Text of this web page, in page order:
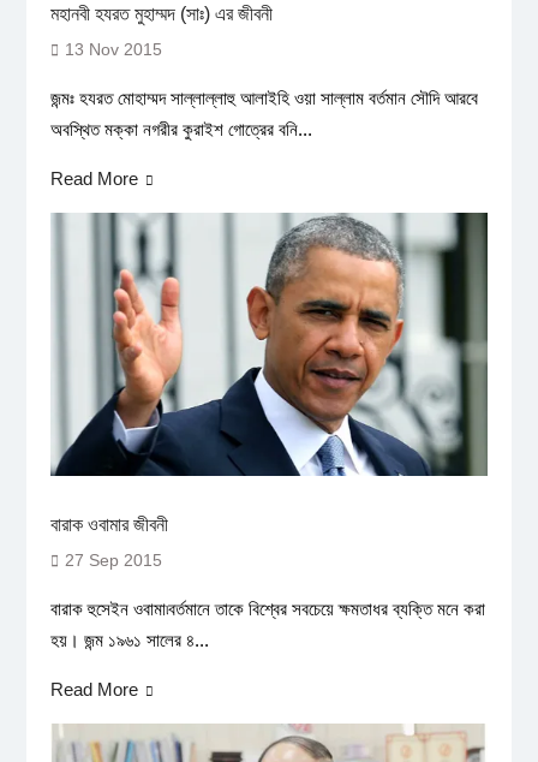
মহানবী হযরত মুহাম্মদ (সাঃ) এর জীবনী
13 Nov 2015
জন্মঃ হযরত মোহাম্মদ সাল্লাল্লাহু আলাইহি ওয়া সাল্লাম বর্তমান সৌদি আরবে
অবস্থিত মক্কা নগরীর কুরাইশ গোত্রের বনি...
Read More
বারাক ওবামার জীবনী
27 Sep 2015
বারাক হুসেইন ওবামা৷বর্তমানে তাকে বিশ্বের সবচেয়ে ক্ষমতাধর ব্যক্তি মনে করা
হয়। জন্ম ১৯৬১ সালের ৪...
Read More